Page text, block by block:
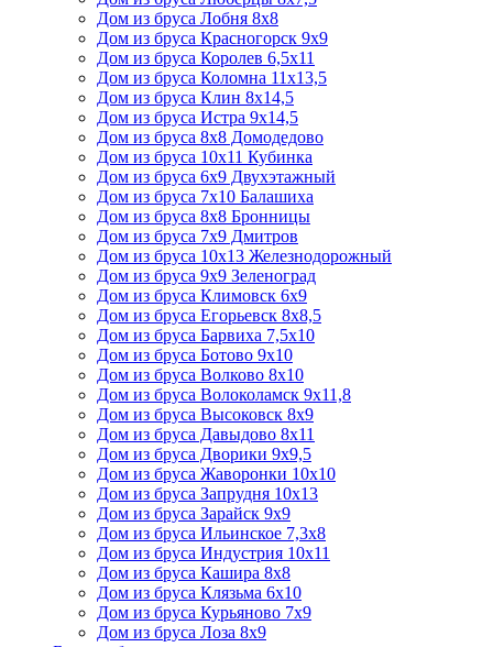
Дом из бруса Лобня 8х8
Дом из бруса Красногорск 9х9
Дом из бруса Королев 6,5х11
Дом из бруса Коломна 11х13,5
Дом из бруса Клин 8х14,5
Дом из бруса Истра 9х14,5
Дом из бруса 8х8 Домодедово
Дом из бруса 10х11 Кубинка
Дом из бруса 6х9 Двухэтажный
Дом из бруса 7х10 Балашиха
Дом из бруса 8х8 Бронницы
Дом из бруса 7х9 Дмитров
Дом из бруса 10х13 Железнодорожный
Дом из бруса 9х9 Зеленоград
Дом из бруса Климовск 6х9
Дом из бруса Егорьевск 8х8,5
Дом из бруса Барвиха 7,5х10
Дом из бруса Ботово 9х10
Дом из бруса Волково 8х10
Дом из бруса Волоколамск 9х11,8
Дом из бруса Высоковск 8х9
Дом из бруса Давыдово 8х11
Дом из бруса Дворики 9х9,5
Дом из бруса Жаворонки 10х10
Дом из бруса Запрудня 10х13
Дом из бруса Зарайск 9х9
Дом из бруса Ильинское 7,3х8
Дом из бруса Индустрия 10х11
Дом из бруса Кашира 8х8
Дом из бруса Клязьма 6х10
Дом из бруса Курьяново 7х9
Дом из бруса Лоза 8х9